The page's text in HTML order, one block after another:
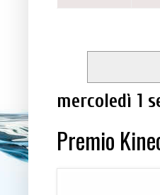
mercoledì 1
Premio